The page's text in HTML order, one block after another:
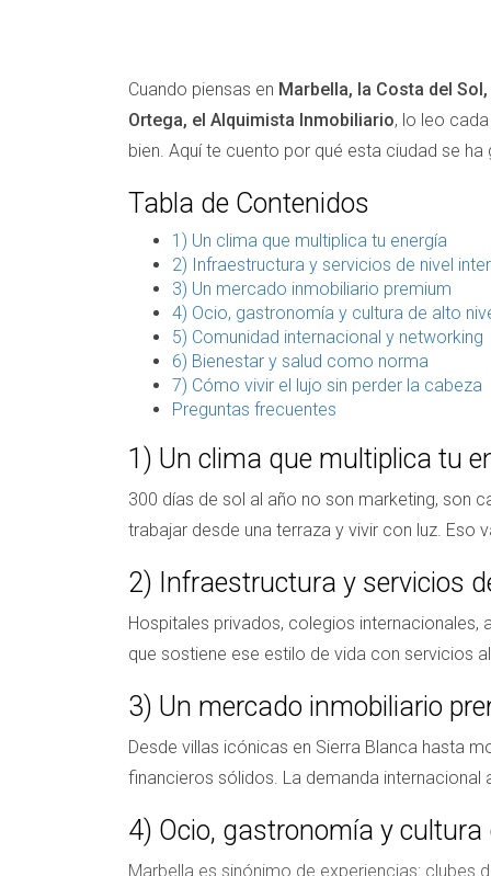
Cuando piensas en Marbella, la Costa del
Ortega, el Alquimista Inmobiliario, lo leo
bien. Aquí te cuento por qué esta ciudad se
Tabla de Contenidos
1) Un clima que multiplica tu energía
2) Infraestructura y servicios de nivel
3) Un mercado inmobiliario premium
4) Ocio, gastronomía y cultura de alto
5) Comunidad internacional y networking
6) Bienestar y salud como norma
7) Cómo vivir el lujo sin perder la cabeza
Preguntas frecuentes
1) Un clima que multiplica tu
300 días de sol al año no son marketing, son
trabajar desde una terraza y vivir con luz. Eso
2) Infraestructura y servicios
Hospitales privados, colegios
que sostiene ese estilo de vida con servicios
3) Un mercado inmobiliario
Desde villas icónicas en Sierra Blanca hasta
financieros sólidos. La demanda internacional
4) Ocio, gastronomía y cultura
Marbella es sinónimo de experiencias: clubes